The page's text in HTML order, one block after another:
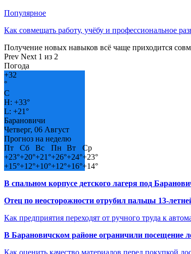
Популярное
Как совмещать работу, учёбу и профессиональное
Получение новых навыков всё чаще приходится
Prev Next 1 из 2
Погода
+32
°
C
H: +33°
L: +21°
Барановичи
Четверг, 06 Август
Прогноз на неделю
Пт
Сб Вс Пн Вт
Ср
+23°+20°+21°+26°+24°+23°
+15°+12°+10°+12°+16°+14°
В спальном корпусе детского лагеря под
Отец по неосторожности отрубил пальцы 13-
Как предприятия переходят от ручного труда к
В Барановичском районе ограничили посещение
Как оценить качество материалов перед покупкой